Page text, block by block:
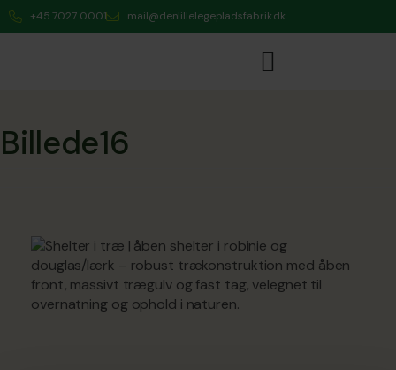
+45 7027 0001 mail@denlillelegepladsfabrik.dk
Billede16